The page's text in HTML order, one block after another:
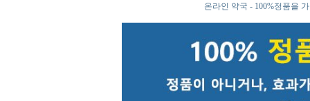
온라인 약국 - 100%정품을